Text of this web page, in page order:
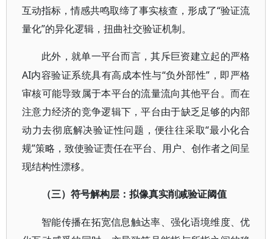
互动指标，情感共鸣取缔了事实核查，形成了“验证流
量化”的异化逻辑，扭曲社交验证机制。
此外，就单一平台而言，其斥巨资建立起的严格
AI内容验证系统具有高成本性与“负外部性”，即严格
审核可能导致属于本平台的流量流向其他平台。而在
注意力经济的竞争逻辑下，平台由于缺乏足够的内部
动力去彻底解决验证性问题，便往往采取“最小化合
规”策略，致使验证责任在平台、用户、创作者之间呈
现结构性漂移。
（三）符号解构层：拟像真实削减验证阈值
智能传播在拓宽信息触达率、强化语境维度、优